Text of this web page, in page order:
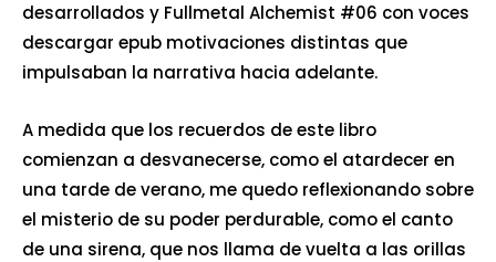
desarrollados y Fullmetal Alchemist #06 con voces
descargar epub motivaciones distintas que
impulsaban la narrativa hacia adelante.
A medida que los recuerdos de este libro
comienzan a desvanecerse, como el atardecer en
una tarde de verano, me quedo reflexionando sobre
el misterio de su poder perdurable, como el canto
de una sirena, que nos llama de vuelta a las orillas